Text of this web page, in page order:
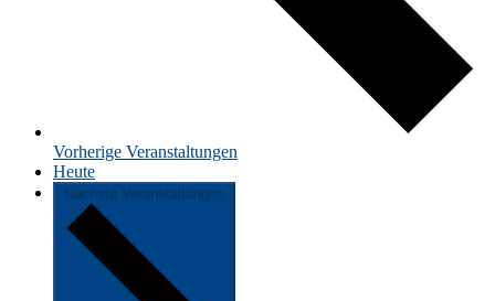
Vorherige Veranstaltungen
Heute
Nächste Veranstaltungen